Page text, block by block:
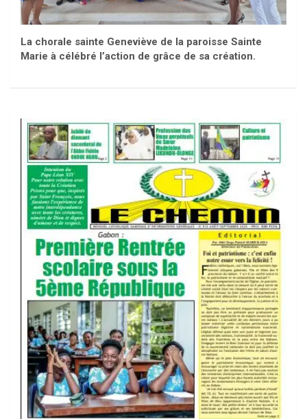
La chorale sainte Geneviève de la paroisse Sainte
Marie à célébré l’action de grâce de sa création.